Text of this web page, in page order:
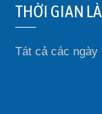
THỜI GIAN
Tát cả các ngày